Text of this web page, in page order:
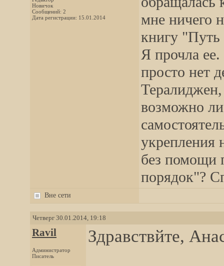
Новичок
Сообщений: 2
Дата регистрации: 15.01.2014
мне ничего
книгу "Путь
Я прочла ее.
просто нет
возможно ли
укрепления
без помощи
порядок"?
Вне сети
Четверг 30.01.2014, 19:18
Ravil
Администратор
Писатель
Здравствйте,